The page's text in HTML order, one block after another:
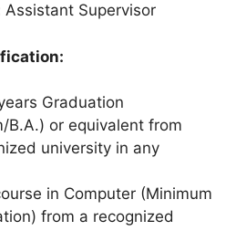
Assistant Supervisor
Graduation
B.A.) or equivalent from
university in any
in Computer (Minimum
from a recognized